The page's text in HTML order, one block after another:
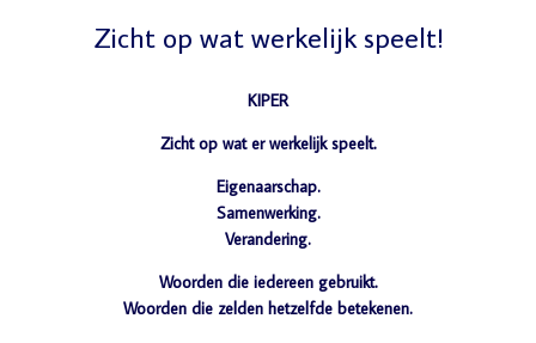
Zicht op wat werkelijk speelt!
KIPER
Zicht op wat er werkelijk speelt.
Eigenaarschap.
Samenwerking.
Verandering.
Woorden die iedereen gebruikt.
Woorden die zelden hetzelfde betekenen.